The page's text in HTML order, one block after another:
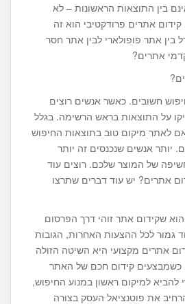
בין התוצאות הראשונות – לא
אתרים פרודקטיבי הוא זה
אתר פופולארי לבין אתר חסר
אתרים?
חשובים. כאשר אנשים רוצים
על התוצאות בראש הרשימה. בגלל
לאתר מיקום טוב בתוצאות החיפוש
יותר אנשים שנכנסים זה יותר
של המוצר שלכם. רוצים עוד
אתרים? יש עוד דברים שתרצו
שקידום אתר זוהי דרך הפרסום
גמור לכל ההצעות האחרות, הגובות
אתרים מקצועי היא השיטה הזולה
קידום חכם של האתר
למיקום ראשון במנוע החיפוש,
את פוטנציאל העסק בצורה